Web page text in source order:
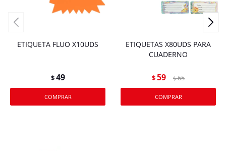
ETIQUETA FLUO X10UDS
$49
ETIQUETAS X80UDS PARA
CUADERNO
$59 $ 65